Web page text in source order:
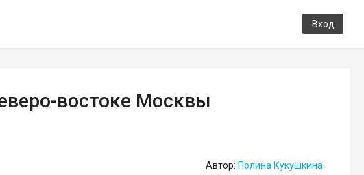
Вход
востоке Москвы
Автор: Полина Кукушкина